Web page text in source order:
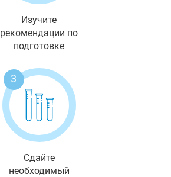
Изучите
рекомендации по
подготовке
3
Сдайте
необходимый